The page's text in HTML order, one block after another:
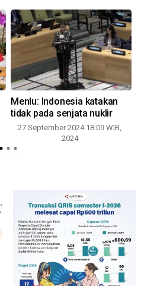
Menlu: Indonesia katakan
tidak pada senjata nuklir
27 September 2024 18:09 WIB,
2024